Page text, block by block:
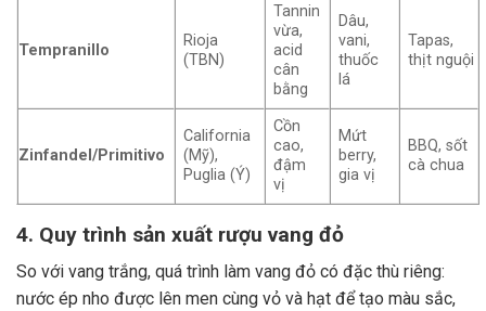
Tempranillo
Rioja
(TBN)
Tannin
vừa,
acid
cân
bằng
Dâu,
vani,
thuốc
lá
Tapas,
thịt nguội
Zinfandel/Primitivo
California
(Mỹ),
Puglia (Ý)
Cồn
cao,
đậm
vị
Mứt
berry,
gia vị
BBQ, sốt
cà chua
4. Quy trình sản xuất rượu vang đỏ
So với vang trắng, quá trình làm vang đỏ có đặc thù riêng:
nước ép nho được lên men cùng vỏ và hạt để tạo màu sắc,